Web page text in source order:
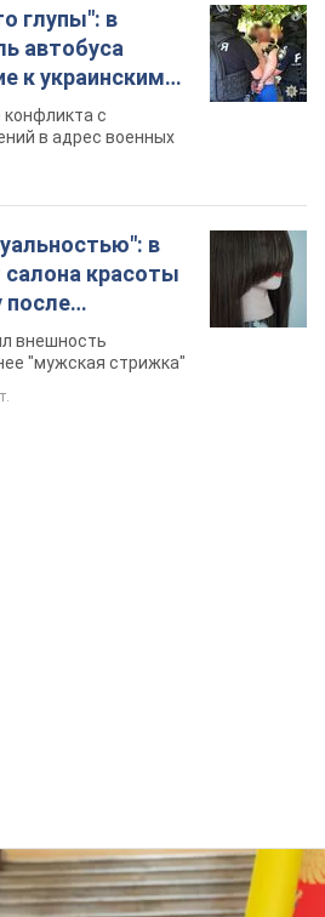
глупы": в
автобуса
к украинским
за это.
конфликта с
в адрес военных
в
салона красоты
после
скандал.
внешность
"мужская стрижка"